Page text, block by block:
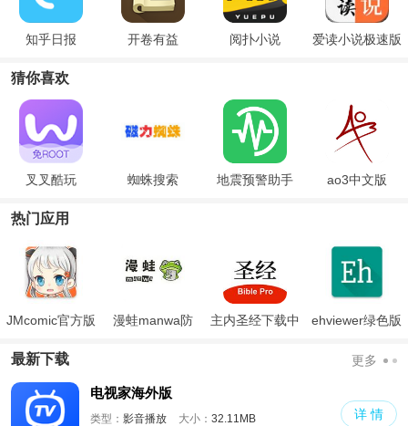
知乎日报 开卷有益 阅扑小说 爱读小说极速版
猜你喜欢
叉叉酷玩 蜘蛛搜索 地震预警助手 ao3中文版
热门应用
JMcomic官方版
漫蛙manwa防
主内圣经下载中
ehviewer绿色版
最新下载 更多
电视家海外版
类型： 影音播放 大小： 32.11MB
详 情